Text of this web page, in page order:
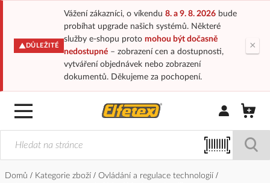
DŮLEŽITÉ
Vážení zákazníci, o víkendu 8. a 9. 8. 2026bude
probíhat upgrade našich systémů. Některé
služby e-shopu proto mohou být dočasně
nedostupné– zobrazení cen a dostupnosti,
vytváření objednávek nebo zobrazení
dokumentů. Děkujeme za pochopení.
×
Přihlásit/
Domů Kategorie zboží
Ovládání a regulace technologií